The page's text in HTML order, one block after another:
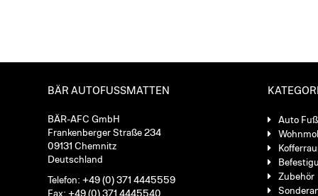
BÄR AUTOFUSSMATTEN
BÄR-AFC GmbH
Frankenberger Straße 234
09131 Chemnitz
Deutschland
Telefon: +49 (0) 371 4445559
Fax: +49 (0) 371 4445540
Auto
Zubehör